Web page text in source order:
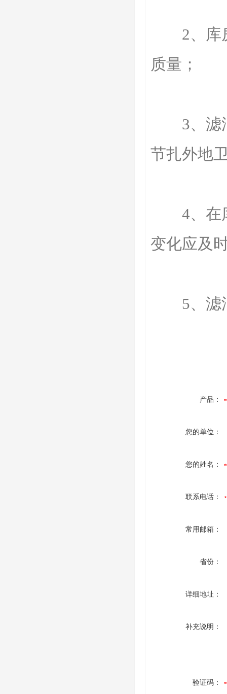
2、库房
质量；
3、滤油
节扎外地
4、在库
变化应及
5、滤油
产品：
您的单位：
您的姓名：
联系电话：
常用邮箱：
省份：
详细地址：
补充说明：
验证码：